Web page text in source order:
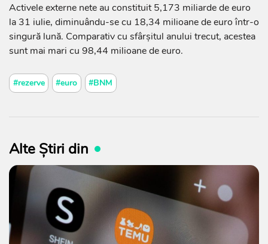
Activele externe nete au constituit 5,173 miliarde de euro
la 31 iulie, diminuându-se cu 18,34 milioane de euro într-o
singură lună. Comparativ cu sfârșitul anului trecut, acestea
sunt mai mari cu 98,44 milioane de euro.
#rezerve #euro #BNM
Alte Știri din